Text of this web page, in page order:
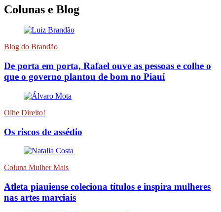
Colunas e Blog
Blog do Brandão
De porta em porta, Rafael ouve as pessoas e colhe o
que o governo plantou de bom no Piauí
Olhe Direito!
Os riscos de assédio
Coluna Mulher Mais
Atleta piauiense coleciona títulos e inspira mulheres
nas artes marciais